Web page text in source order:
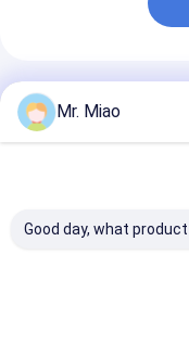
Prodotti
Mr. Miao
Good day, what